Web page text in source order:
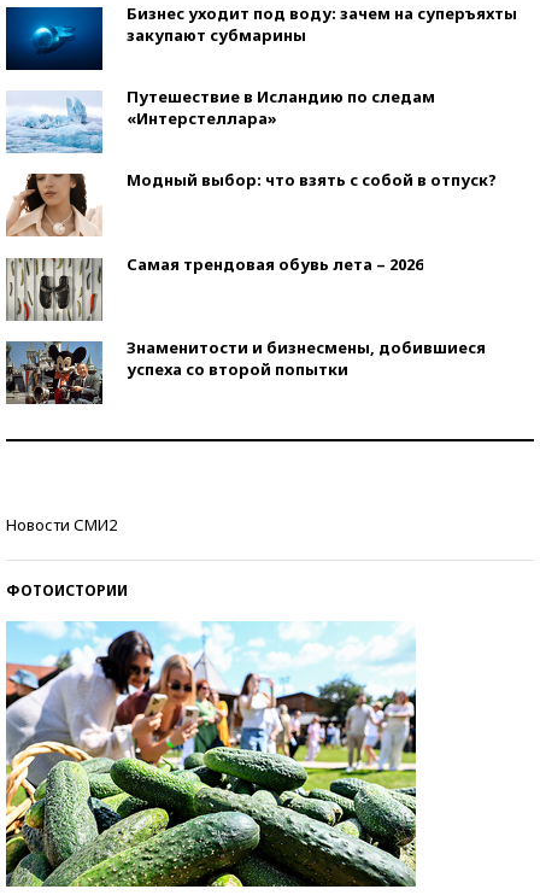
Бизнес уходит под воду: зачем на суперъяхты
закупают субмарины
Путешествие в Исландию по следам
«Интерстеллара»
Модный выбор: что взять с собой в отпуск?
Самая трендовая обувь лета – 2026
Знаменитости и бизнесмены, добившиеся
успеха со второй попытки
Новости СМИ2
ФОТОИСТОРИИ